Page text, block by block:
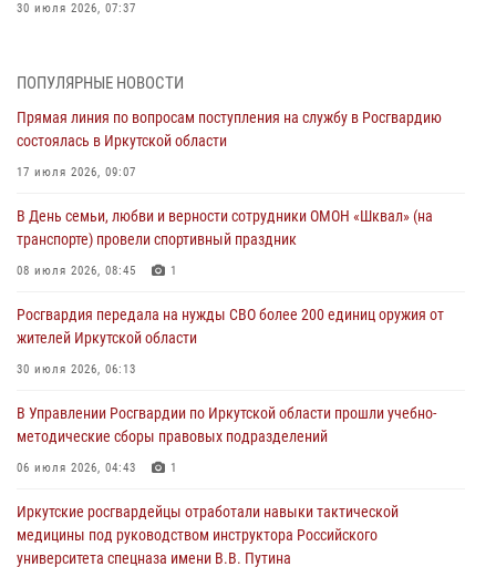
30 июля 2026, 07:37
жителей Иркутской области
При силовой поддержке СОБР Росгвардии в Иркутской области
провели рейды по соблюдению миграционного законодательства
В честь 10-летия Росгвардии сотрудники вневедомственной охраны
из Ангарска познакомили отдыхающих детского лагеря со службой
29 июля 2026, 03:44
Росгвардейцы из Иркутска приняли участие в праздновании Дня
28 июля 2026, 07:15 4
ПОПУЛЯРНЫЕ НОВОСТИ
Прямая линия по вопросам поступления на службу в Росгвардию
состоялась в Иркутской области
17 июля 2026, 09:07
В День семьи, любви и верности сотрудники ОМОН «Шквал» (на
транспорте) провели спортивный праздник
08 июля 2026, 08:45 1
Росгвардия передала на нужды СВО более 200 единиц оружия от
жителей Иркутской области
30 июля 2026, 06:13
В Управлении Росгвардии по Иркутской области прошли учебно-
методические сборы правовых подразделений
06 июля 2026, 04:43 1
Иркутские росгвардейцы отработали навыки тактической
медицины под руководством инструктора Российского
университета спецназа имени В.В. Путина